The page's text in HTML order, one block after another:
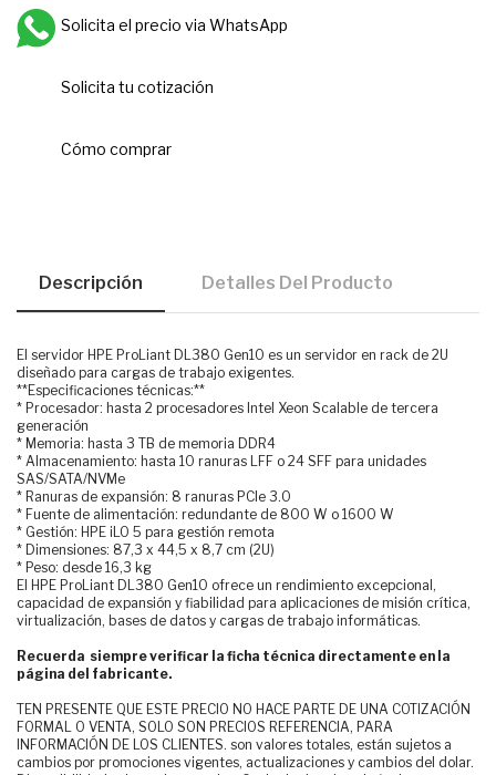
Solicita el precio via WhatsApp
Solicita tu cotización
Cómo comprar
Descripción Detalles Del Producto
El servidor HPE ProLiant DL380 Gen10 es un servidor en rack de 2U
diseñado para cargas de trabajo exigentes.
**Especificaciones técnicas:**
* Procesador: hasta 2 procesadores Intel Xeon Scalable de tercera
generación
* Memoria: hasta 3 TB de memoria DDR4
* Almacenamiento: hasta 10 ranuras LFF o 24 SFF para unidades
SAS/SATA/NVMe
* Ranuras de expansión: 8 ranuras PCIe 3.0
* Fuente de alimentación: redundante de 800 W o 1600 W
* Gestión: HPE iLO 5 para gestión remota
* Dimensiones: 87,3 x 44,5 x 8,7 cm (2U)
* Peso: desde 16,3 kg
El HPE ProLiant DL380 Gen10 ofrece un rendimiento excepcional,
capacidad de expansión y fiabilidad para aplicaciones de misión crítica,
virtualización, bases de datos y cargas de trabajo informáticas.
Recuerda siempre verificar la ficha técnica directamente en la
página del fabricante.
TEN PRESENTE QUE ESTE PRECIO NO HACE PARTE DE UNA COTIZACIÓN
FORMAL O VENTA, SOLO SON PRECIOS REFERENCIA, PARA
INFORMACIÓN DE LOS CLIENTES. son valores totales, están sujetos a
cambios por promociones vigentes, actualizaciones y cambios del dolar.